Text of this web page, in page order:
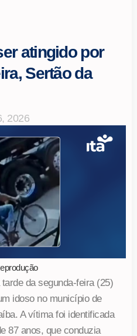
atingido por
Sertão da
2026
da segunda-feira (25)
idoso no município de
A vítima foi identificada
87 anos, que conduzia